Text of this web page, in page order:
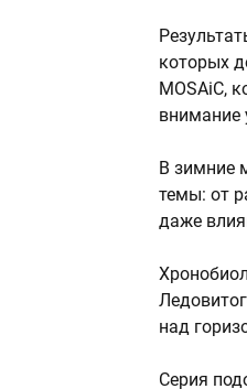
которых
MOSAiC,
внимание
В зимние
темы: от
даже
над
Серия